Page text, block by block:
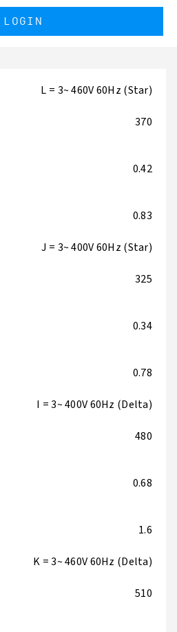
LOGIN
L = 3~ 460V 60Hz (Star)
370
0.42
0.83
J = 3~ 400V 60Hz (Star)
325
0.34
0.78
I = 3~ 400V 60Hz (Delta)
480
0.68
1.6
K = 3~ 460V 60Hz (Delta)
510